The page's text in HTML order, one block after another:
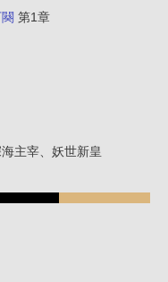
第1章
主宰、妖世新皇